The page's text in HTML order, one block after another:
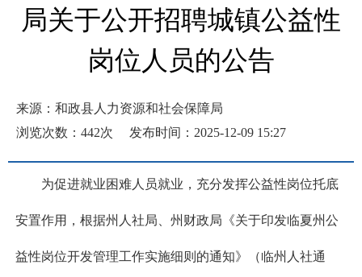
局关于公开招聘城镇公益性
岗位人员的公告
来源：和政县人力资源和社会保障局
浏览次数： 442次 发布时间：2025-12-09 15:27
为促进就业困难人员就业，充分发挥公益性岗位托底
安置作用，根据州人社局、州财政局《关于印发临夏州公
益性岗位开发管理工作实施细则的通知》（临州人社通